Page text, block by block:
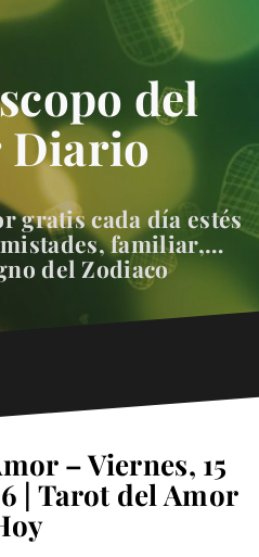
del
Diario
gratis cada día estés
familiar,…
del Zodiaco
– Viernes, 15
| Tarot del Amor